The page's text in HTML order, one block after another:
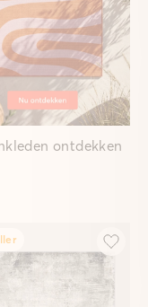
ontdekken